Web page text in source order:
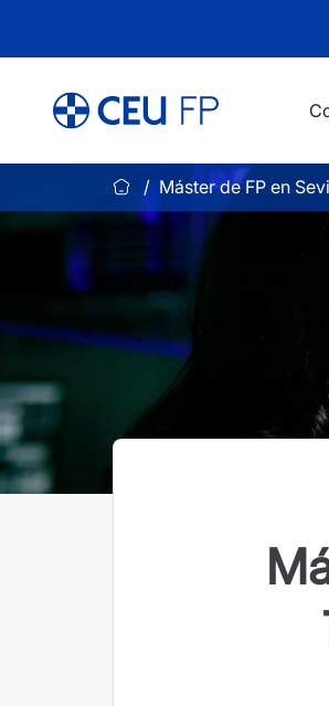
Máster de FP en